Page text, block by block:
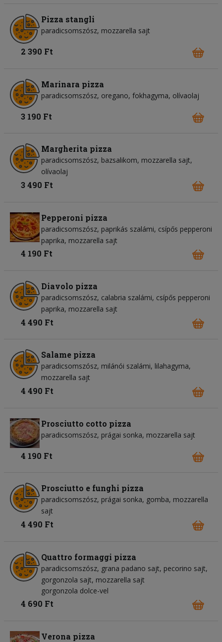
Pizza stangli
paradicsomszósz mozzarella sajt
2 390 Ft
Marinara pizza
paradicsomszósz oregano fokhagyma olívaolaj
3 190 Ft
Margherita pizza
paradicsomszósz bazsalikom mozzarella sajt
olívaolaj
3 490 Ft
Pepperoni pizza
paradicsomszósz paprikás szalámi csípős pepperoni
paprika mozzarella sajt
4 190 Ft
Diavolo pizza
paradicsomszósz calabria szalámi csípős pepperoni
paprika mozzarella sajt
4 490 Ft
Salame pizza
paradicsomszósz milánói szalámi lilahagyma
mozzarella sajt
4 490 Ft
Prosciutto cotto pizza
paradicsomszósz prágai sonka mozzarella sajt
4 190 Ft
Prosciutto e funghi pizza
paradicsomszósz prágai sonka gomba mozzarella
sajt
4 490 Ft
Quattro formaggi pizza
paradicsomszósz grana padano sajt pecorino sajt
gorgonzola sajt mozzarella sajt
gorgonzola dolce-vel
4 690 Ft
Verona pizza